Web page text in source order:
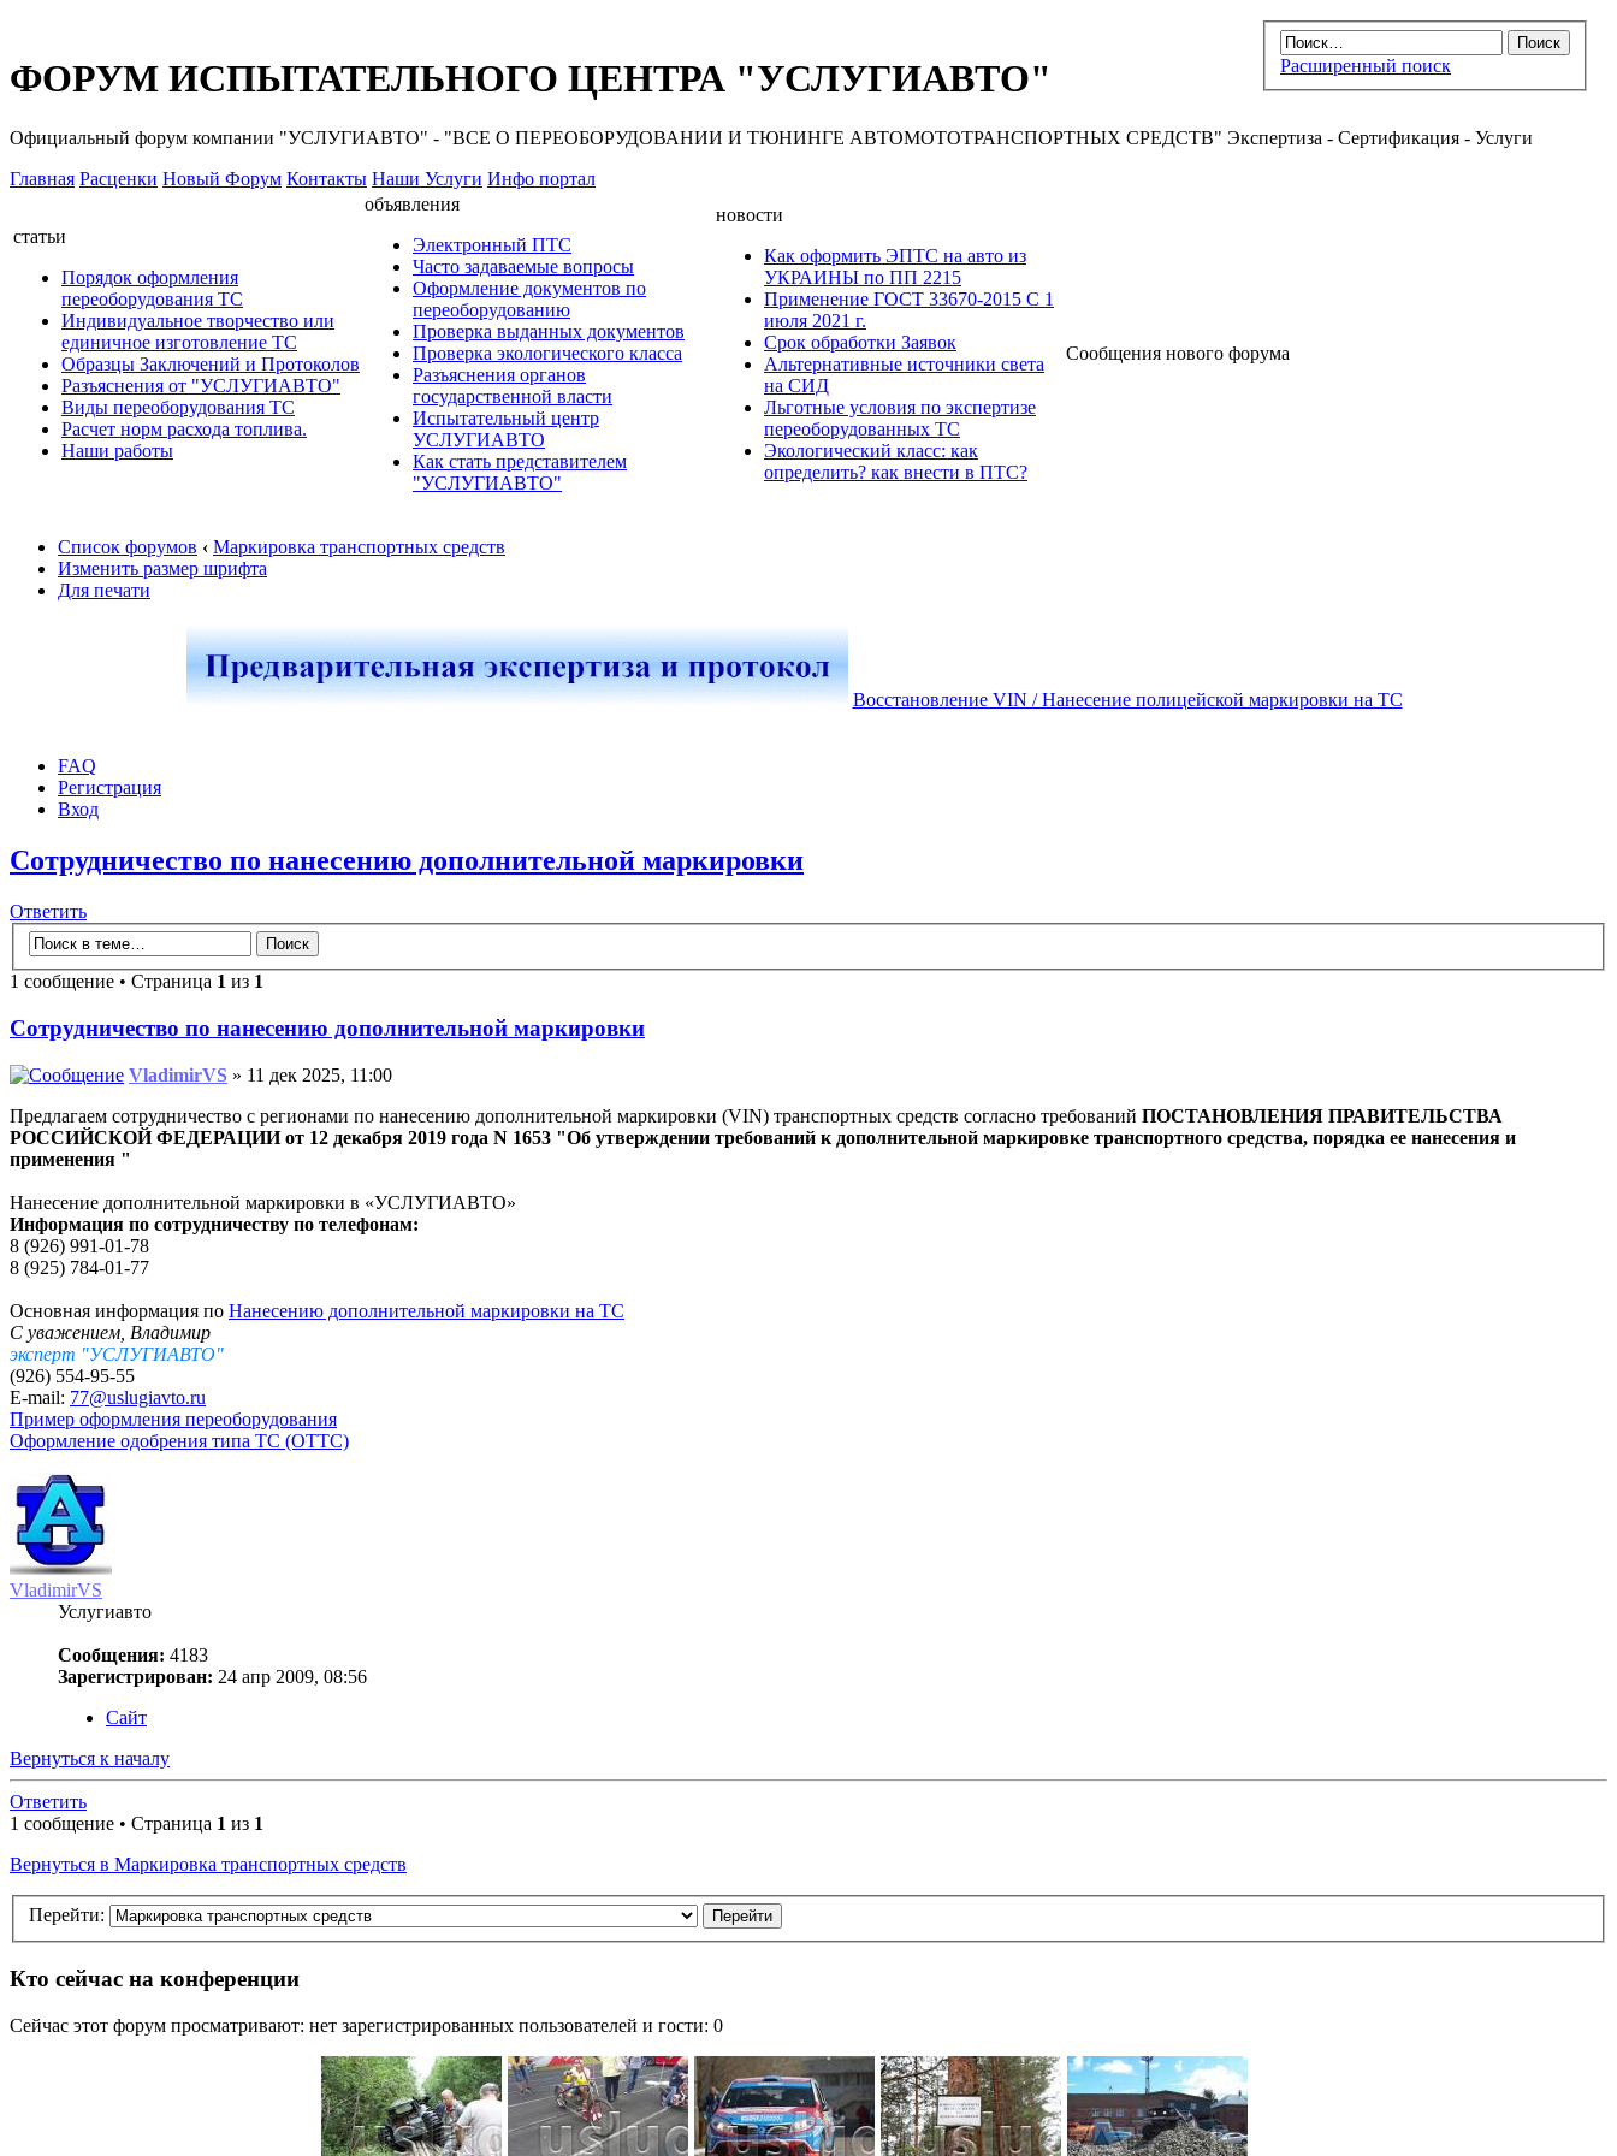
Расширенный поиск
ФОРУМ ИСПЫТАТЕЛЬНОГО ЦЕНТРА "УСЛУГИАВТО"
Официальный форум компании "УСЛУГИАВТО" - "ВСЕ О ПЕРЕОБОРУДОВАНИИ И ТЮНИНГЕ АВТОМОТОТРАНСПОРТНЫХ СРЕДСТВ" Экспертиза - Сертификация - Услуги
Главная Расценки Новый Форум Контакты Наши Услуги Инфо портал
статьи
Порядок оформления
переоборудования ТС
Индивидуальное творчество или
единичное изготовление ТС
Образцы Заключений и Протоколов
Разъяснения от "УСЛУГИАВТО"
Виды переоборудования ТС
Расчет норм расхода топлива.
Наши работы
объявления
Электронный ПТС
Часто задаваемые вопросы
Оформление документов по
переоборудованию
Проверка выданных документов
Проверка экологического класса
Разъяснения органов
государственной власти
Испытательный центр
УСЛУГИАВТО
Как стать представителем
"УСЛУГИАВТО"
новости
Как оформить ЭПТС на авто из
УКРАИНЫ по ПП 2215
Применение ГОСТ 33670-2015 С 1
июля 2021 г.
Срок обработки Заявок
Альтернативные источники света
на СИД
Льготные условия по экспертизе
переоборудованных ТС
Экологический класс: как
определить? как внести в ПТС?
Сообщения нового форума
Список форумов ‹ Маркировка транспортных средств
Изменить размер шрифта
Для печати
Восстановление VIN / Нанесение полицейской маркировки на ТС
FAQ
Регистрация
Вход
Сотрудничество по нанесению дополнительной маркировки
Ответить
1 сообщение • Страница 1 из 1
Сотрудничество по нанесению дополнительной маркировки
VladimirVS » 11 дек 2025, 11:00
Предлагаем сотрудничество с регионами по нанесению дополнительной маркировки (VIN) транспортных средств согласно требований ПОСТАНОВЛЕНИЯ ПРАВИТЕЛЬСТВА
РОССИЙСКОЙ ФЕДЕРАЦИИ от 12 декабря 2019 года N 1653 "Об утверждении требований к дополнительной маркировке транспортного средства, порядка ее нанесения и
применения "
Нанесение дополнительной маркировки в «УСЛУГИАВТО»
Информация по сотрудничеству по телефонам:
8 (926) 991-01-78
8 (925) 784-01-77
Основная информация по Нанесению дополнительной маркировки на ТС
С уважением, Владимир
эксперт "УСЛУГИАВТО"
(926) 554-95-55
E-mail: 77@uslugiavto.ru
Пример оформления переоборудования
Оформление одобрения типа ТС (ОТТС)
VladimirVS
Услугиавто
Сообщения: 4183
Зарегистрирован: 24 апр 2009, 08:56
Сайт
Вернуться к началу
Ответить
1 сообщение • Страница 1 из 1
Вернуться в Маркировка транспортных средств
Перейти:
Кто сейчас на конференции
Сейчас этот форум просматривают: нет зарегистрированных пользователей и гости: 0